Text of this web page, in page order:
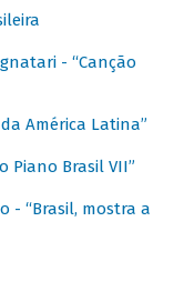
- “Canção
América Latina”
Piano Brasil VII”
- “Brasil, mostra a